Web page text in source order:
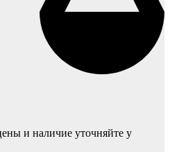
и наличие уточняйте у